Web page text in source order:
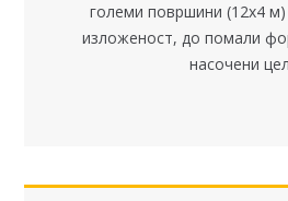
големи површини (12x4
изложеност, до помали
насочени